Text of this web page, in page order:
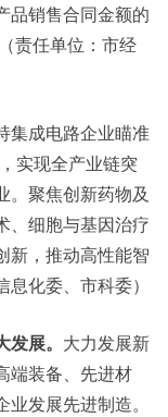
品销售合同金额的
责任单位：市经
集成电路企业瞄准
实现全产业链突
。聚焦创新药物及
、细胞与基因治疗
新，推动高性能智
化委、市科委）
发展。 大力发展新
端装备、先进材
发展先进制造。